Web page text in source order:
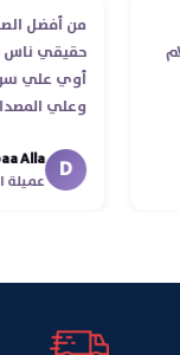
من أفضل
حقيقي
أوي علي
وعلي
D